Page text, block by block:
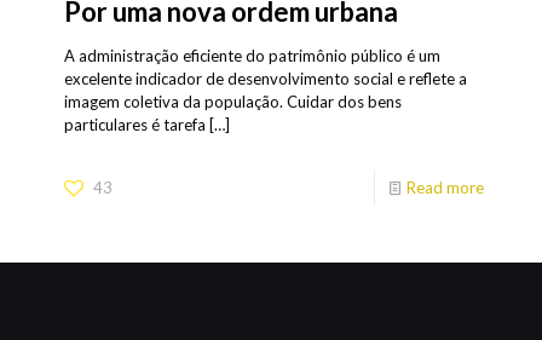
Por uma nova ordem urbana
A administração eficiente do patrimônio público é um
excelente indicador de desenvolvimento social e reflete a
imagem coletiva da população. Cuidar dos bens
particulares é tarefa […]
43 Read more